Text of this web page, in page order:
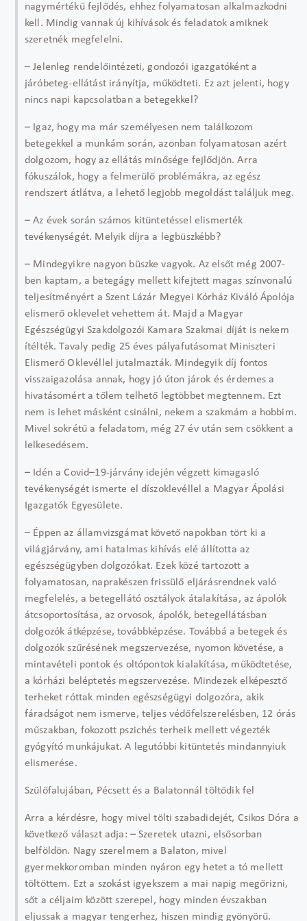
nagymértékű fejlődés, ehhez folyamatosan alkalmazkodni
kell. Mindig vannak új kihívások és feladatok amiknek
szeretnék megfelelni.
– Jelenleg rendelőintézeti, gondozói igazgatóként a
járóbeteg-ellátást irányítja, működteti. Ez azt jelenti, hogy
nincs napi kapcsolatban a betegekkel?
– Igaz, hogy ma már személyesen nem találkozom
betegekkel a munkám során, azonban folyamatosan azért
dolgozom, hogy az ellátás minősége fejlődjön. Arra
fókuszálok, hogy a felmerülő problémákra, az egész
rendszert átlátva, a lehető legjobb megoldást találjuk meg.
– Az évek során számos kitüntetéssel elismerték
tevékenységét. Melyik díjra a legbüszkébb?
– Mindegyikre nagyon büszke vagyok. Az elsőt még 2007-
ben kaptam, a betegágy mellett kifejtett magas színvonalú
teljesítményért a Szent Lázár Megyei Kórház Kiváló Ápolója
elismerő oklevelet vehettem át. Majd a Magyar
Egészségügyi Szakdolgozói Kamara Szakmai díját is nekem
ítélték. Tavaly pedig 25 éves pályafutásomat Miniszteri
Elismerő Oklevéllel jutalmazták. Mindegyik díj fontos
visszaigazolása annak, hogy jó úton járok és érdemes a
hivatásomért a tőlem telhető legtöbbet megtennem. Ezt
nem is lehet másként csinálni, nekem a szakmám a hobbim.
Mivel sokrétű a feladatom, még 27 év után sem csökkent a
lelkesedésem.
– Idén a Covid–19-járvány idején végzett kimagasló
tevékenységét ismerte el díszoklevéllel a Magyar Ápolási
Igazgatók Egyesülete.
– Éppen az államvizsgámat követő napokban tört ki a
világjárvány, ami hatalmas kihívás elé állította az
egészségügyben dolgozókat. Ezek közé tartozott a
folyamatosan, naprakészen frissülő eljárásrendnek való
megfelelés, a betegellátó osztályok átalakítása, az ápolók
átcsoportosítása, az orvosok, ápolók, betegellátásban
dolgozók átképzése, továbbképzése. Továbbá a betegek és
dolgozók szűrésének megszervezése, nyomon követése, a
mintavételi pontok és oltópontok kialakítása, működtetése,
a kórházi beléptetés megszervezése. Mindezek elképesztő
terheket róttak minden egészségügyi dolgozóra, akik
fáradságot nem ismerve, teljes védőfelszerelésben, 12 órás
műszakban, fokozott pszichés terheik mellett végezték
gyógyító munkájukat. A legutóbbi kitüntetés mindannyiuk
elismerése.
Szülőfalujában, Pécsett és a Balatonnál töltődik fel
Arra a kérdésre, hogy mivel tölti szabadidejét, Csikos Dóra a
következő választ adja: – Szeretek utazni, elsősorban
belföldön. Nagy szerelmem a Balaton, mivel
gyermekkoromban minden nyáron egy hetet a tó mellett
töltöttem. Ezt a szokást igyekszem a mai napig megőrizni,
sőt a céljaim között szerepel, hogy minden évszakban
eljussak a magyar tengerhez, hiszen mindig gyönyörű.